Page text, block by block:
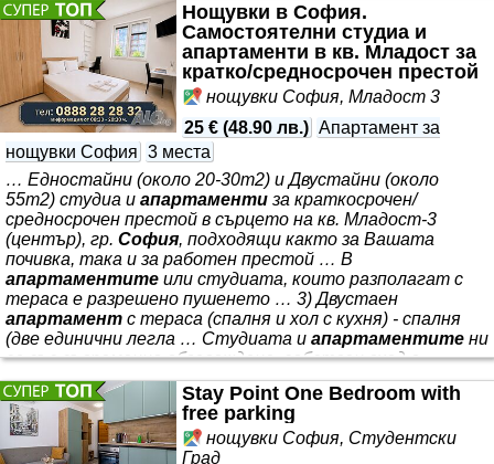
Нощувки в София.
Самостоятелни студиа и
апартаменти в кв. Младост за
кратко/средносрочен престой
нощувки София, Младост 3
25 € (48.90 лв.) Апартамент за
нощувки София 3 места
… Едностайни (около 20-30m2) и Двустайни (около
55m2) студиа и апартаменти за краткосрочен/
средносрочен престой в сърцето на кв. Младост-3
(център), гр. София, подходящи както за Вашата
почивка, така и за работен престой … В
апартаментите или студиата, които разполагат с
тераса е разрешено пушенето … 3) Двустаен
апартамент с тераса (спалня и хол с кухня) - спалня
(две единични легла … Студиата и апартаментите ни
са със съвременно обзавеждане, собствен вход в
сградата, … 3) Двустаенапартамент(55m2) - 35 евро/
ден за 21-30 нощувки; 36 евро/ден за 11-20 … 1) Бизнес
парк
София- на около 800-900м … Настаняване: между
(11:00 до 13:00ч) - 10 евро (при свободни стаи и
апартаменти
след предварителна заявка от госта и
Stay Point One Bedroom with
free parking
нощувки София, Студентски
Град